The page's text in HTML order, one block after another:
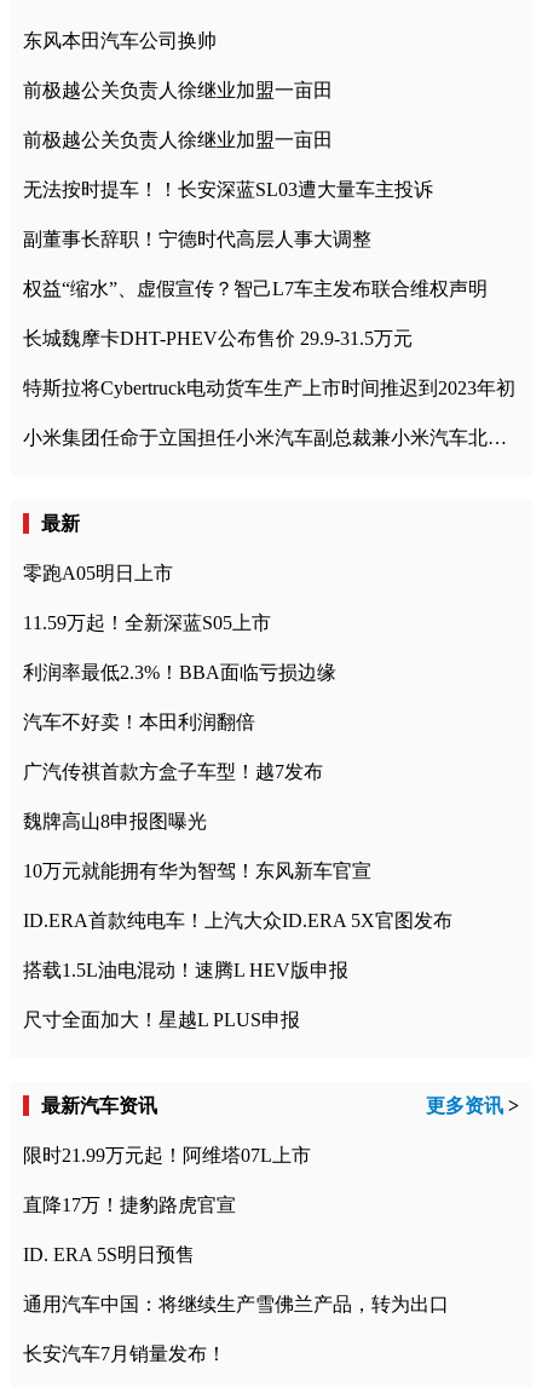
东风本田汽车公司换帅
前极越公关负责人徐继业加盟一亩田
前极越公关负责人徐继业加盟一亩田
无法按时提车！！长安深蓝SL03遭大量车主投诉
副董事长辞职！宁德时代高层人事大调整
权益“缩水”、虚假宣传？智己L7车主发布联合维权声明
长城魏摩卡DHT-PHEV公布售价 29.9-31.5万元
特斯拉将Cybertruck电动货车生产上市时间推迟到2023年初
小米集团任命于立国担任小米汽车副总裁兼小米汽车北京总部政委
最新
零跑A05明日上市
11.59万起！全新深蓝S05上市
利润率最低2.3%！BBA面临亏损边缘
汽车不好卖！本田利润翻倍
广汽传祺首款方盒子车型！越7发布
魏牌高山8申报图曝光
10万元就能拥有华为智驾！东风新车官宣
ID.ERA首款纯电车！上汽大众ID.ERA 5X官图发布
搭载1.5L油电混动！速腾L HEV版申报
尺寸全面加大！星越L PLUS申报
最新汽车资讯 更多资讯 >
限时21.99万元起！阿维塔07L上市
直降17万！捷豹路虎官宣
ID. ERA 5S明日预售
通用汽车中国：将继续生产雪佛兰产品，转为出口
长安汽车7月销量发布！